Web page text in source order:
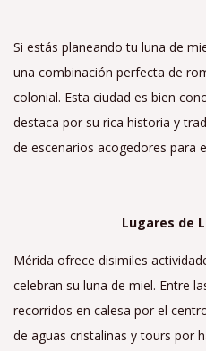
Si estás planeando tu luna de
una combinación perfecta de
colonial. Esta ciudad es bien
destaca por su rica historia y
de escenarios acogedores para
Lugares de
Mérida ofrece disimiles
celebran su luna de miel. Entre
recorridos en calesa por el
de aguas cristalinas y tours por